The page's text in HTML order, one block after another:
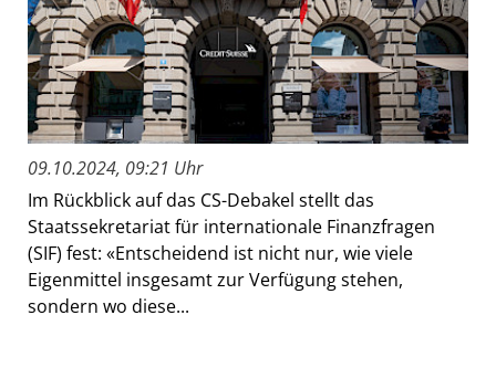
09.10.2024, 09:21 Uhr
Im Rückblick auf das CS-Debakel stellt das
Staatssekretariat für internationale Finanzfragen
(SIF) fest: «Entscheidend ist nicht nur, wie viele
Eigenmittel insgesamt zur Verfügung stehen,
sondern wo diese...